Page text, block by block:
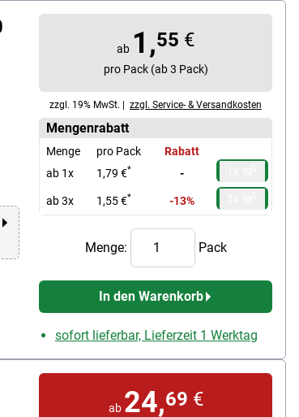
ab 1,55 €
pro Pack (ab 3 Pack)
zzgl. 19% MwSt. | zzgl. Service- & Versandkosten
Mengenrabatt
Menge pro Pack
Rabatt
ab 1x
1,79 €* -
ab 3x 1,55 €* -13%
Menge: Pack
In den Warenkorb
sofort lieferbar, Lieferzeit 1 Werktag
ab 24,69 €